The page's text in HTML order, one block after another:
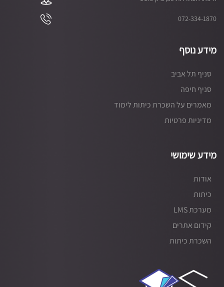
072-334-1870
מידע נוסף
סניף תל אביב
סניף חיפה
מאמרים על השכרת כיתות לימוד
מדיניות פרטיות
מידע שימושי
אודות
כיתות
מערכת LMS
קידום אתרים
השכרת כיתות